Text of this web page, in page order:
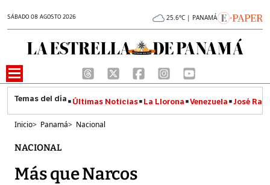
SÁBADO 08 AGOSTO 2026 25.6°C | PANAMÁ
Últimas Noticias La Llorona Venezuela José
Inicio> Panamá> Nacional
NACIONAL
Más que Narcos